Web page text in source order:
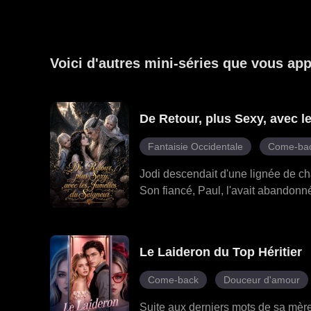
Voici d'autres mini-séries que vous
De Retour, plus Sexy, avec
Fantaisie Occidentale Come-
Jodi descendait d'une lignée de
Son fiancé, Paul, l'avait
méconnaissable. Mais Melody
l'attaquait à chaque tournant.
avait réservée était, en effet, la
leurs filles et s'acceptèrent
Le Laideron du Top Héritier
Come-back Douceur d'amour
Suite aux derniers mots de sa